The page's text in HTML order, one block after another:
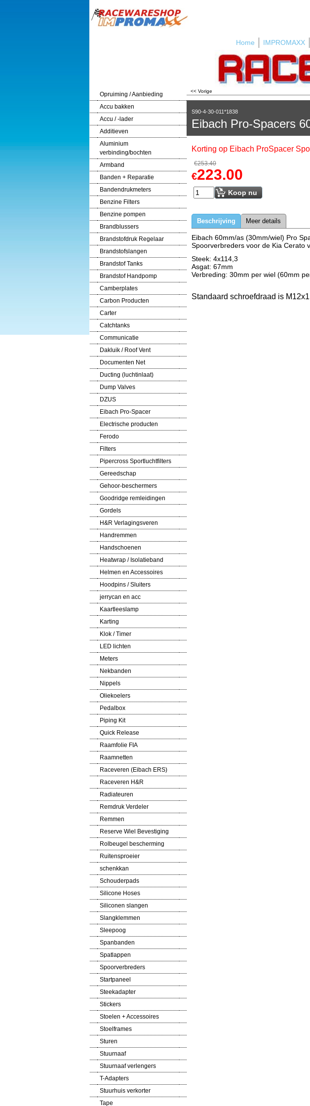
Home IMPROMAXX
Opruiming / Aanbieding
Accu bakken
Accu / -lader
Additieven
Aluminium
verbinding/bochten
Armband
Banden + Reparatie
Bandendrukmeters
Benzine Filters
Benzine pompen
Brandblussers
Brandstofdruk Regelaar
Brandstofslangen
Brandstof Tanks
Brandstof Handpomp
Camberplates
Carbon Producten
Carter
Catchtanks
Communicatie
Dakluik / Roof Vent
Documenten Net
Ducting (luchtinlaat)
Dump Valves
DZUS
Eibach Pro-Spacer
Electrische producten
Ferodo
Filters
Pipercross Sportluchtfilters
Gereedschap
Gehoor-beschermers
Goodridge remleidingen
Gordels
H&R Verlagingsveren
Handremmen
Handschoenen
Heatwrap / Isolatieband
Helmen en Accessoires
Hoodpins / Sluiters
jerrycan en acc
Kaartleeslamp
Karting
Klok / Timer
LED lichten
Meters
Nekbanden
Nippels
Oliekoelers
Pedalbox
Piping Kit
Quick Release
Raamfolie FIA
Raamnetten
Raceveren (Eibach ERS)
Raceveren H&R
Radiateuren
Remdruk Verdeler
Remmen
Reserve Wiel Bevestiging
Rolbeugel bescherming
Ruitensproeier
schenkkan
Schouderpads
Silicone Hoses
Siliconen slangen
Slangklemmen
Sleepoog
Spanbanden
Spatlappen
Spoorverbreders
Startpaneel
Steekadapter
Stickers
Stoelen + Accessoires
Stoelframes
Sturen
Stuurnaaf
Stuurnaaf verlengers
T-Adapters
Stuurhuis verkorter
Tape
<< Vorige
S90-4-30-011*1838
Eibach Pro-Spacers
Korting op Eibach ProSpacer
€253.40
€223.00
Koop nu
Beschrijving Meer details
Eibach 60mm/as (30mm/wiel) Pro
Spoorverbreders voor de Kia Cerato
Steek: 4x114,3
Asgat: 67mm
Verbreding: 30mm per wiel (60mm
Standaard schroefdraad is